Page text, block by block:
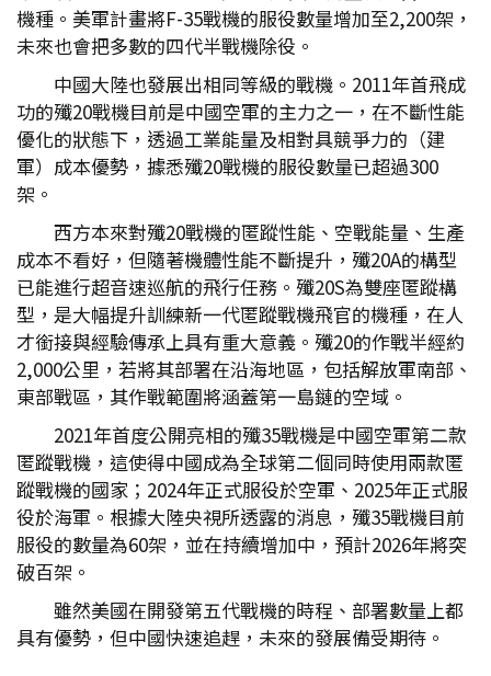
機種。美軍計畫將F-35戰機的服役數量增加至2,200架，
未來也會把多數的四代半戰機除役。
中國大陸也發展出相同等級的戰機。2011年首飛成
功的殲20戰機目前是中國空軍的主力之一，在不斷性能
優化的狀態下，透過工業能量及相對具競爭力的（建
軍）成本優勢，據悉殲20戰機的服役數量已超過300
架。
西方本來對殲20戰機的匿蹤性能、空戰能量、生產
成本不看好，但隨著機體性能不斷提升，殲20A的構型
已能進行超音速巡航的飛行任務。殲20S為雙座匿蹤構
型，是大幅提升訓練新一代匿蹤戰機飛官的機種，在人
才銜接與經驗傳承上具有重大意義。殲20的作戰半經約
2,000公里，若將其部署在沿海地區，包括解放軍南部、
東部戰區，其作戰範圍將涵蓋第一島鏈的空域。
2021年首度公開亮相的殲35戰機是中國空軍第二款
匿蹤戰機，這使得中國成為全球第二個同時使用兩款匿
蹤戰機的國家；2024年正式服役於空軍、2025年正式服
役於海軍。根據大陸央視所透露的消息，殲35戰機目前
服役的數量為60架，並在持續增加中，預計2026年將突
破百架。
雖然美國在開發第五代戰機的時程、部署數量上都
具有優勢，但中國快速追趕，未來的發展備受期待。